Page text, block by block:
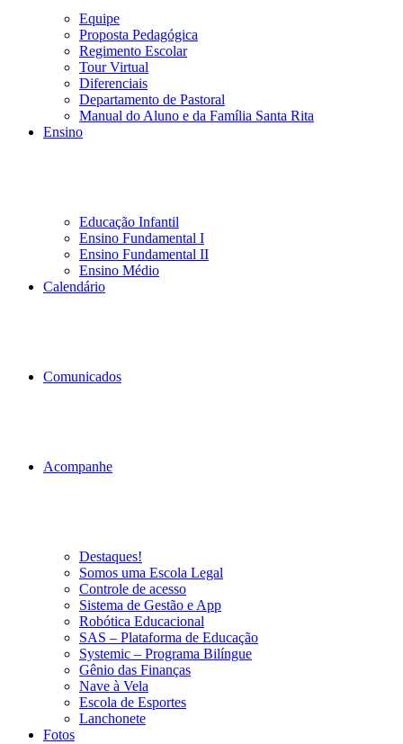
Equipe
Proposta Pedagógica
Regimento Escolar
Tour Virtual
Diferenciais
Departamento de Pastoral
Manual do Aluno e da Família Santa Rita
Ensino
Educação Infantil
Ensino Fundamental I
Ensino Fundamental II
Ensino Médio
Calendário
Comunicados
Acompanhe
Destaques!
Somos uma Escola Legal
Controle de acesso
Sistema de Gestão e App
Robótica Educacional
SAS – Plataforma de Educação
Systemic – Programa Bilíngue
Gênio das Finanças
Nave à Vela
Escola de Esportes
Lanchonete
Fotos